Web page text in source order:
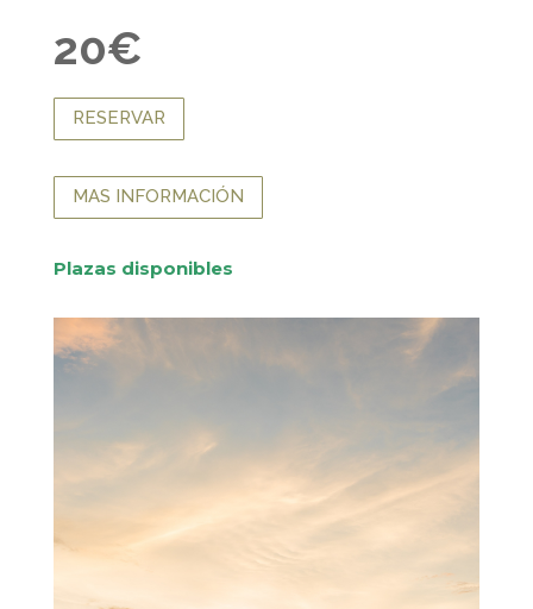
20€
RESERVAR
MAS INFORMACIÓN
Plazas disponibles